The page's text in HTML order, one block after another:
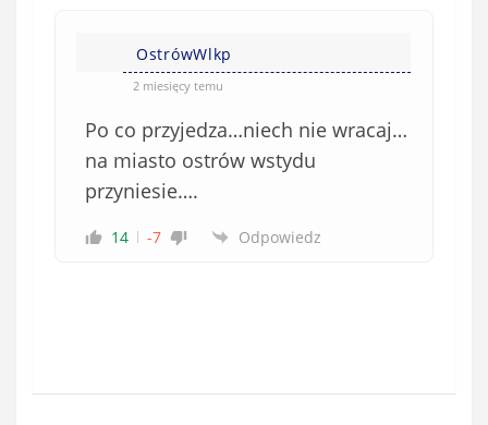
OstrówWlkp
2 miesięcy temu
Po co przyjedza…niech nie wracaj…
na miasto ostrów wstydu
przyniesie….
14 -7 Odpowiedz